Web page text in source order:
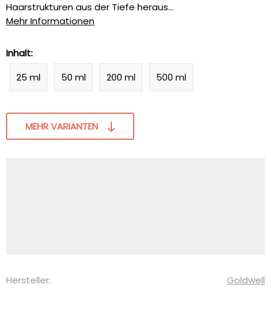
Haarstrukturen aus der Tiefe heraus...
Mehr Informationen
Inhalt:
25 ml
50 ml 200 ml 500 ml
MEHR VARIANTEN
Hersteller: Goldwell